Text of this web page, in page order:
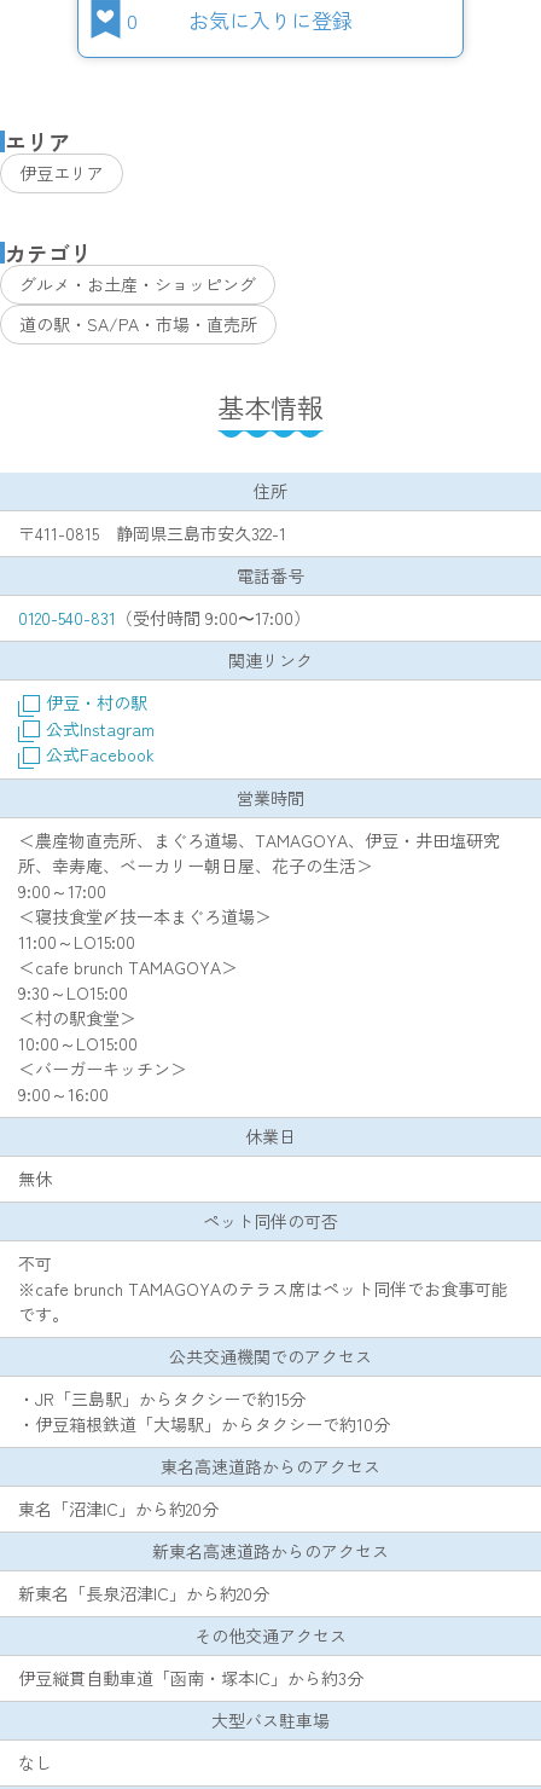
0 お気に入りに登録
エリア
伊豆エリア
カテゴリ
グルメ・お土産・ショッピング
道の駅・SA/PA・市場・直売所
基本情報
住所
〒411-0815 静岡県三島市安久322-1
電話番号
0120-540-831 （受付時間 9:00〜17:00）
関連リンク
伊豆・村の駅
公式Instagram
公式Facebook
営業時間
＜農産物直売所、まぐろ道場、TAMAGOYA、伊豆・井田塩研究
所、幸寿庵、ベーカリー朝日屋、花子の生活＞
9:00～17:00
＜寝技食堂〆技一本まぐろ道場＞
11:00～LO15:00
＜cafe brunch TAMAGOYA＞
9:30～LO15:00
＜村の駅食堂＞
10:00～LO15:00
＜バーガーキッチン＞
9:00～16:00
休業日
無休
ペット同伴の可否
不可
※cafe brunch TAMAGOYAのテラス席はペット同伴でお食事可能
です。
公共交通機関でのアクセス
・JR「三島駅」からタクシーで約15分
・伊豆箱根鉄道「大場駅」からタクシーで約10分
東名高速道路からのアクセス
東名「沼津IC」から約20分
新東名高速道路からのアクセス
新東名「長泉沼津IC」から約20分
その他交通アクセス
伊豆縦貫自動車道「函南・塚本IC」から約3分
大型バス駐車場
なし